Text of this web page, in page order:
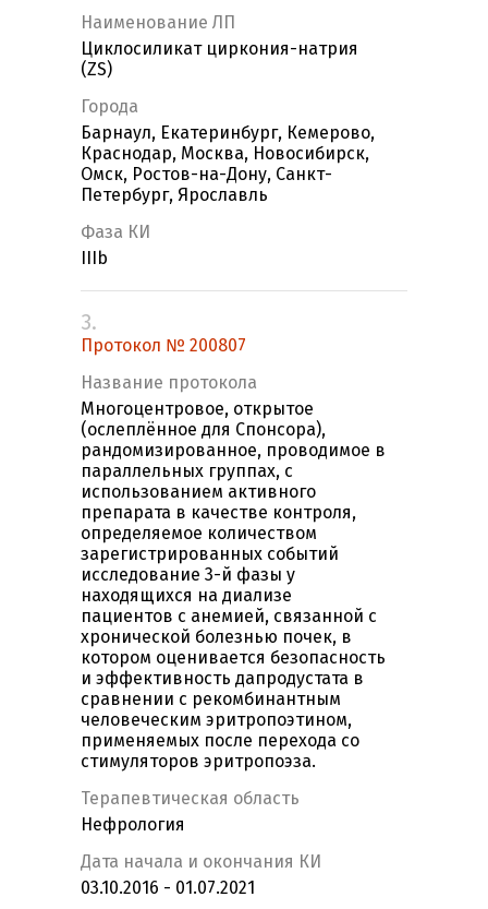
Наименование ЛП
Циклосиликат циркония-натрия
(ZS)
Города
Барнаул, Екатеринбург, Кемерово,
Краснодар, Москва, Новосибирск,
Омск, Ростов-на-Дону, Санкт-
Петербург, Ярославль
Фаза КИ
IIIb
3.
Протокол № 200807
Название протокола
Многоцентровое, открытое
(ослеплённое для Спонсора),
рандомизированное, проводимое в
параллельных группах, с
использованием активного
препарата в качестве контроля,
определяемое количеством
зарегистрированных событий
исследование 3-й фазы у
находящихся на диализе
пациентов с анемией, связанной с
хронической болезнью почек, в
котором оценивается безопасность
и эффективность дапродустата в
сравнении с рекомбинантным
человеческим эритропоэтином,
применяемых после перехода со
стимуляторов эритропоэза.
Терапевтическая область
Нефрология
Дата начала и окончания КИ
03.10.2016 - 01.07.2021